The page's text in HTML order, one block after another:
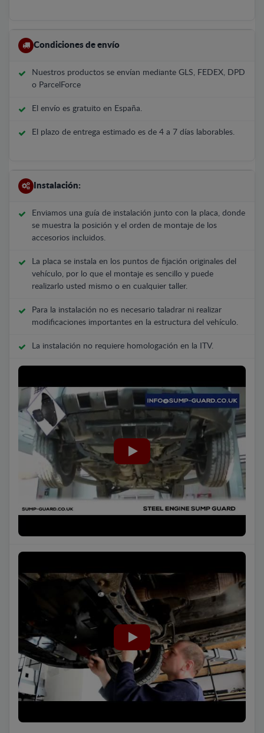
Condiciones de envío
Nuestros productos se envían mediante GLS, FEDEX, DPD
o ParcelForce
El envío es gratuito en España.
El plazo de entrega estimado es de 4 a 7 días laborables.
Instalación:
Enviamos una guía de instalación junto con la placa, donde
se muestra la posición y el orden de montaje de los
accesorios incluidos.
La placa se instala en los puntos de fijación originales del
vehículo, por lo que el montaje es sencillo y puede
realizarlo usted mismo o en cualquier taller.
Para la instalación no es necesario taladrar ni realizar
modificaciones importantes en la estructura del vehículo.
La instalación no requiere homologación en la ITV.